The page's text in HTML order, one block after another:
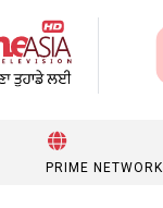
PRIME NETWORK